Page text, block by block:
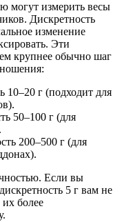
могут измерить весы
Дискретность
изменение
Эти
крупнее обычно шаг
г (подходит для
50–100 г (для
200–500 г (для
Если вы
5 г вам не
более